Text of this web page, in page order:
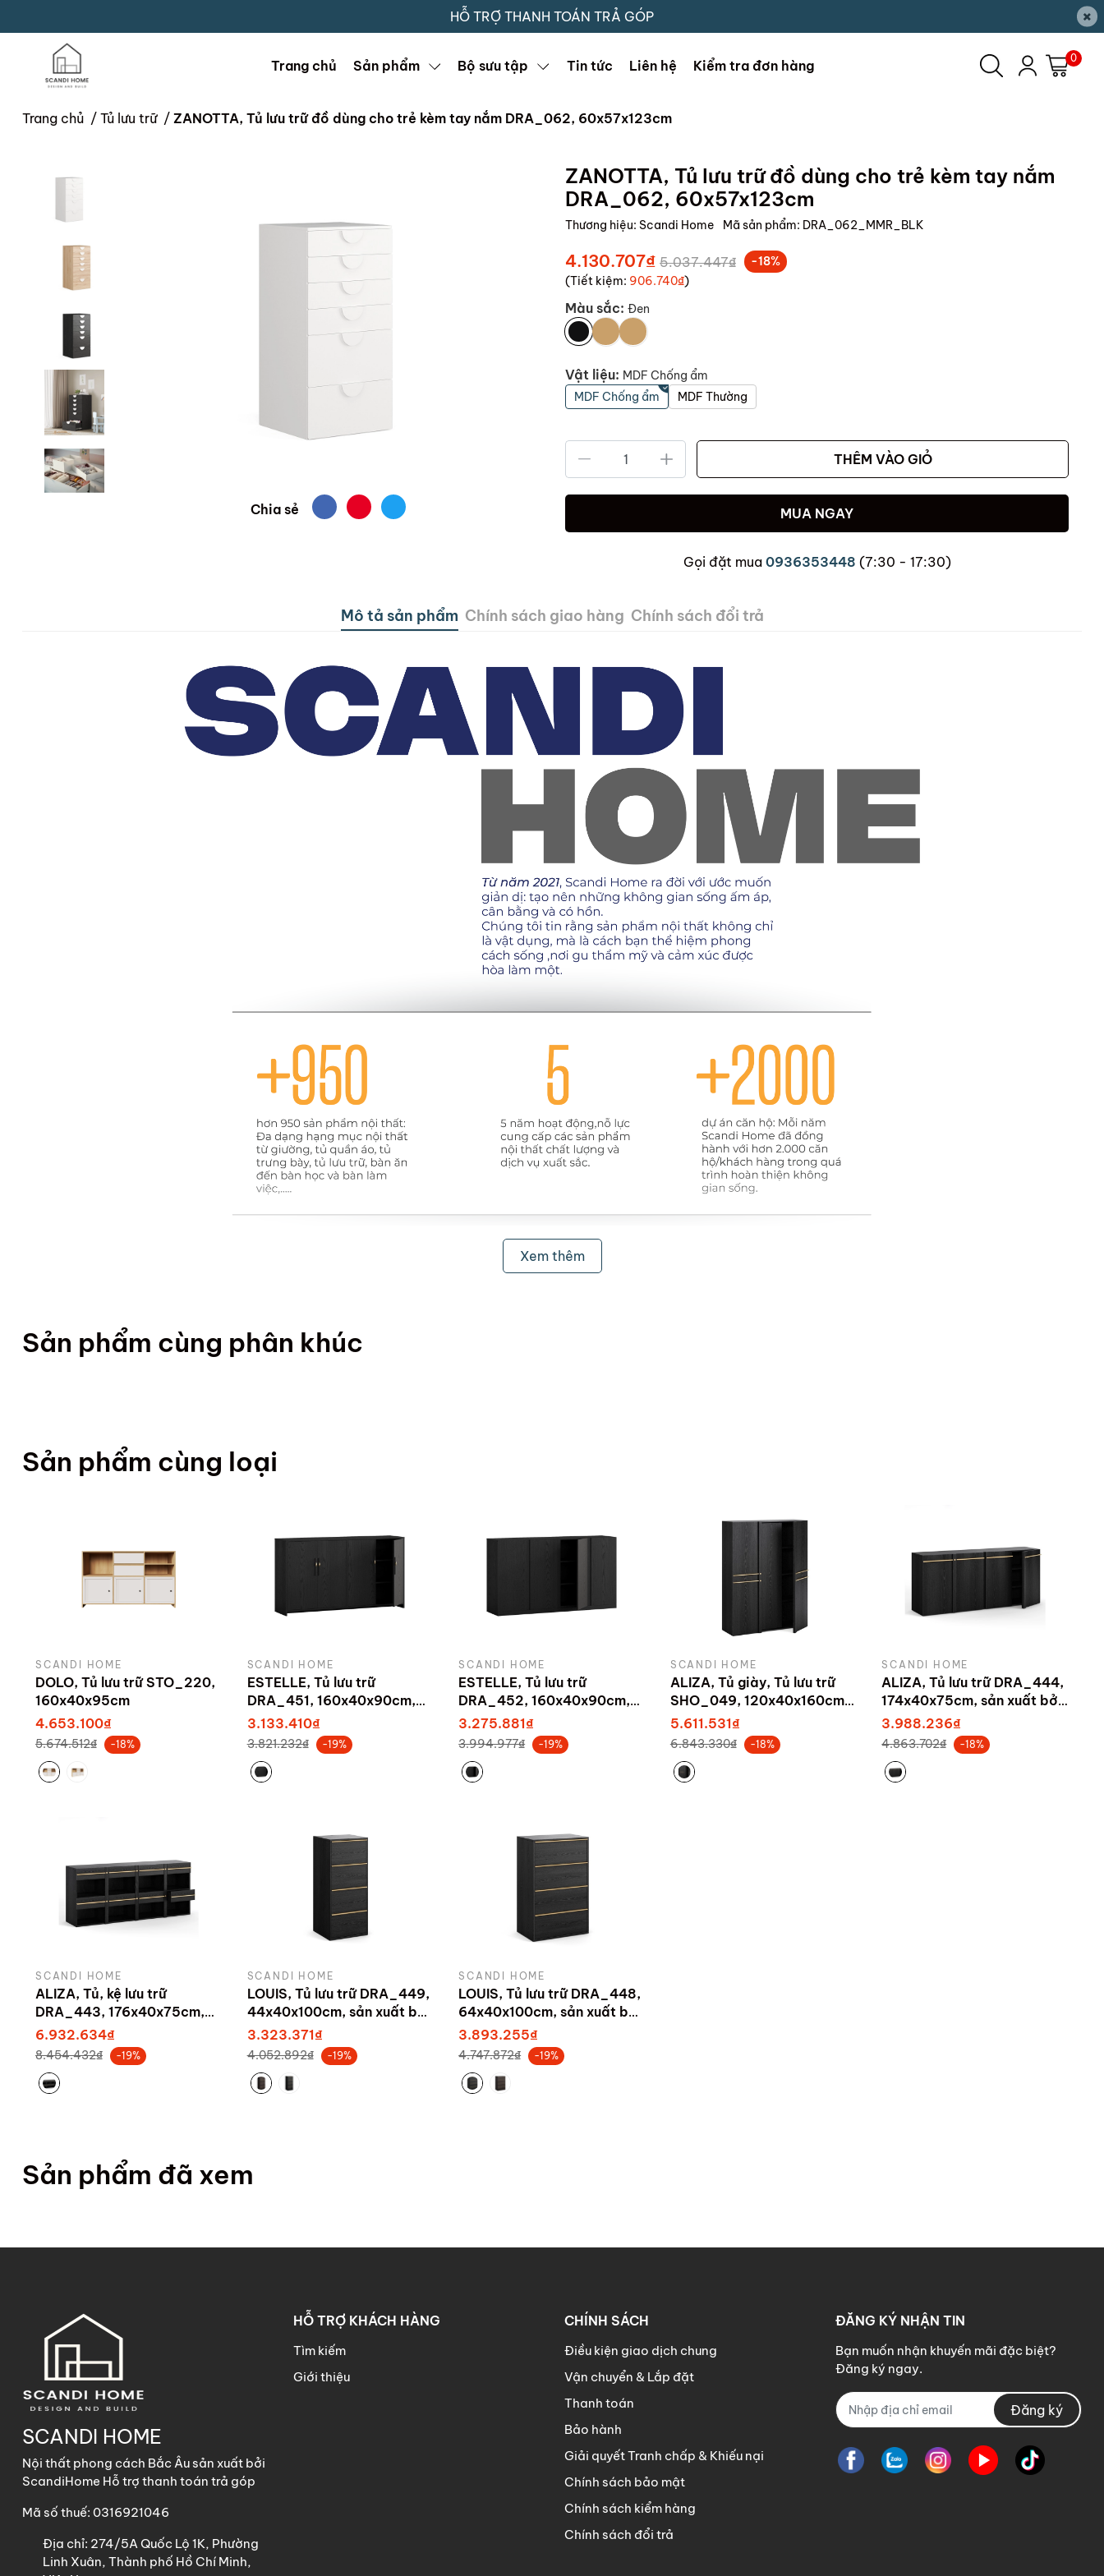
HỖ TRỢ THANH TOÁN TRẢ GÓP ×
Trang chủ Sản phẩm Bộ sưu tập Tin tức Liên hệ Kiểm tra đơn hàng 0
Trang chủ / Tủ lưu trữ / ZANOTTA, Tủ lưu trữ đồ dùng cho trẻ kèm tay nắm DRA_062, 60x57x123cm
Chia sẻ
ZANOTTA, Tủ lưu trữ đồ dùng cho trẻ kèm tay nắm
DRA_062, 60x57x123cm
Thương hiệu: Scandi Home Mã sản phẩm: DRA_062_MMR_BLK
4.130.707₫ 5.037.447₫
-18%
(Tiết kiệm: 906.740₫)
Màu sắc: Đen
Vật liệu: MDF Chống ẩm
MDF Chống ẩm
MDF Thường
THÊM VÀO GIỎ
MUA NGAY
Gọi đặt mua 0936353448 (7:30 - 17:30)
Mô tả sản phẩm Chính sách giao hàng Chính sách đổi trả
Xem thêm
Sản phẩm cùng phân khúc
Sản phẩm cùng loại
SCANDI HOME
DOLO, Tủ lưu trữ STO_220,
160x40x95cm
4.653.100₫
5.674.512₫ -18%
SCANDI HOME
ESTELLE, Tủ lưu trữ
DRA_451, 160x40x90cm,
sản xuất bởi Scandi Home
3.133.410₫
3.821.232₫ -19%
SCANDI HOME
ESTELLE, Tủ lưu trữ
DRA_452, 160x40x90cm,
sản xuất bởi Scandi Home
3.275.881₫
3.994.977₫ -19%
SCANDI HOME
ALIZA, Tủ giày, Tủ lưu trữ
SHO_049, 120x40x160cm,
sản xuất bởi Scandi Home
5.611.531₫
6.843.330₫ -18%
SCANDI HOME
ALIZA, Tủ lưu trữ DRA_444,
174x40x75cm, sản xuất bởi
Scandi Home
3.988.236₫
4.863.702₫ -18%
SCANDI HOME
ALIZA, Tủ, kệ lưu trữ
DRA_443, 176x40x75cm,
sản xuất bởi Scandi Home
6.932.634₫
8.454.432₫ -19%
SCANDI HOME
LOUIS, Tủ lưu trữ DRA_449,
44x40x100cm, sản xuất bởi
Scandi Home
3.323.371₫
4.052.892₫ -19%
SCANDI HOME
LOUIS, Tủ lưu trữ DRA_448,
64x40x100cm, sản xuất bởi
Scandi Home
3.893.255₫
4.747.872₫ -19%
Sản phẩm đã xem
SCANDI HOME
Nội thất phong cách Bắc Âu sản xuất bởi
ScandiHome Hỗ trợ thanh toán trả góp
Mã số thuế: 0316921046
Địa chỉ: 274/5A Quốc Lộ 1K, Phường
Linh Xuân, Thành phố Hồ Chí Minh,
HỖ TRỢ KHÁCH HÀNG
Tìm kiếm
Giới thiệu
CHÍNH SÁCH
Điều kiện giao dịch chung
Vận chuyển & Lắp đặt
Thanh toán
Bảo hành
Giải quyết Tranh chấp & Khiếu nại
Chính sách bảo mật
Chính sách kiểm hàng
Chính sách đổi trả
ĐĂNG KÝ NHẬN TIN
Bạn muốn nhận khuyến mãi đặc biệt?
Đăng ký ngay.
Đăng ký